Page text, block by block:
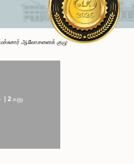
ஆலோசனைக் குழு
2 வது